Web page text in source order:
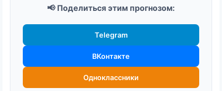
📢 Поделиться этим прогнозом:
Telegram
ВКонтакте
Одноклассники